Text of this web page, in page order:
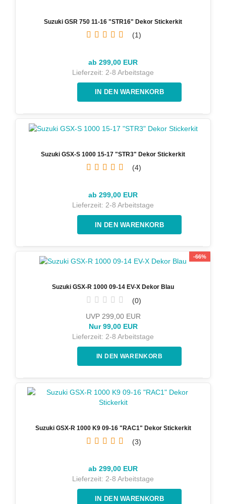
Suzuki GSR 750 11-16 "STR16" Dekor Stickerkit
1
ab 299,00 EUR
Lieferzeit: 2-8 Arbeitstage
Suzuki GSX-S 1000 15-17 "STR3" Dekor Stickerkit
4
ab 299,00 EUR
Lieferzeit: 2-8 Arbeitstage
-66%
Suzuki GSX-R 1000 09-14 EV-X Dekor Blau
0
UVP 299,00 EUR
Nur 99,00 EUR
Lieferzeit: 2-8 Arbeitstage
IN DEN WARENKORB
Suzuki GSX-R 1000 K9 09-16 "RAC1" Dekor Stickerkit
3
ab 299,00 EUR
Lieferzeit: 2-8 Arbeitstage